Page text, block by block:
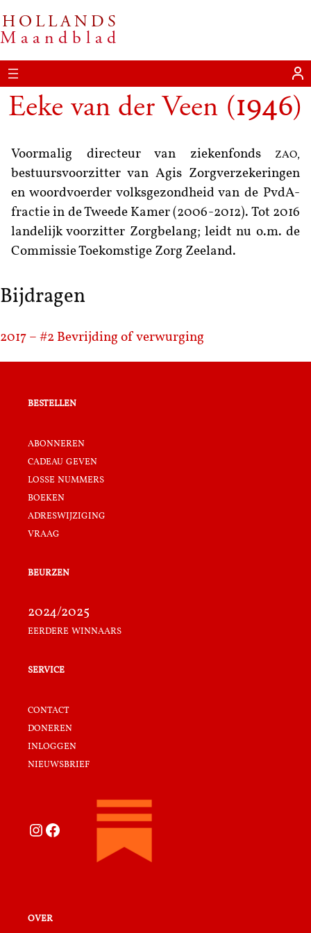
HOLLANDS
Maandblad
Eeke van der Veen (1946)
Voormalig directeur van ziekenfonds ZAO,
bestuursvoorzitter van Agis Zorgverzekeringen
en woordvoerder volksgezondheid van de PvdA-
fractie in de Tweede Kamer (2006-2012). Tot 2016
landelijk voorzitter Zorgbelang; leidt nu o.m. de
Commissie Toekomstige Zorg Zeeland.
Bijdragen
2017 – #2 Bevrijding of verwurging
bestellen
abonneren
cadeau geven
losse nummers
boeken
adreswijziging
vraag
beurzen
2024/2025
eerdere winnaars
service
contact
doneren
inloggen
nieuwsbrief
Instagram Facebook
over